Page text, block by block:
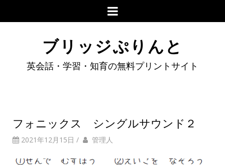
ブリッジぷりんと
英会話・学習・知育の無料プリントサイト
フォニックス シングルサウンド２
2021年12月15日 / 管理人